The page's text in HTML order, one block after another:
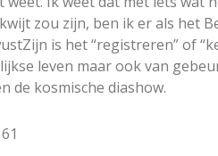
zou zijn, ben ik er als het
is het “registreren” of
leven maar ook van
de kosmische diashow.